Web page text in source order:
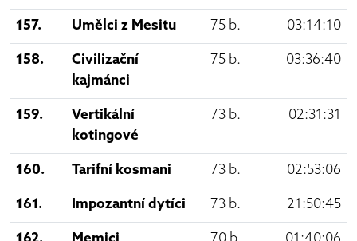
157. Umělci z Mesitu 75 b. 03:14:10
158.
Civilizační
kajmánci
75 b. 03:36:40
159.
Vertikální
kotingové
73 b. 02:31:31
160. Tarifní kosmani 73 b. 02:53:06
161. Impozantní dytíci 73 b. 21:50:45